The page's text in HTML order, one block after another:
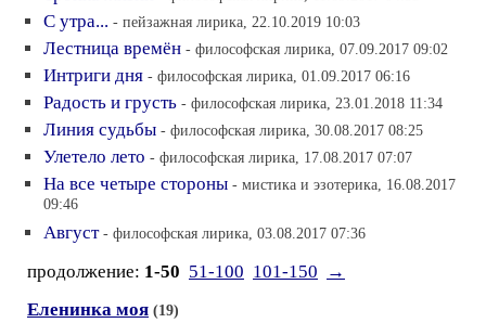
С утра... - пейзажная лирика, 22.10.2019 10:03
Лестница времён - философская лирика, 07.09.2017 09:02
Интриги дня - философская лирика, 01.09.2017 06:16
Радость и грусть - философская лирика, 23.01.2018 11:34
Линия судьбы - философская лирика, 30.08.2017 08:25
Улетело лето - философская лирика, 17.08.2017 07:07
На все четыре стороны - мистика и эзотерика, 16.08.2017
09:46
Август - философская лирика, 03.08.2017 07:36
продолжение: 1-50 51-100 101-150
→
Еленинка моя (19)